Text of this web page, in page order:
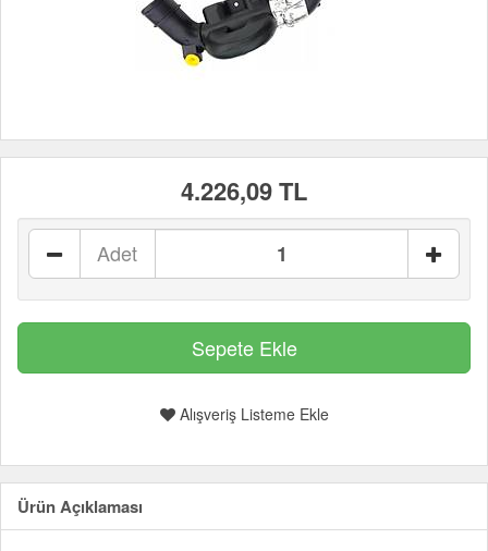
4.226,09 TL
Adet
Alışveriş Listeme Ekle
Ürün Açıklaması